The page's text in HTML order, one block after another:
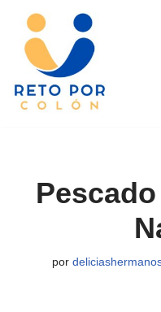
Saltar
contenido
por